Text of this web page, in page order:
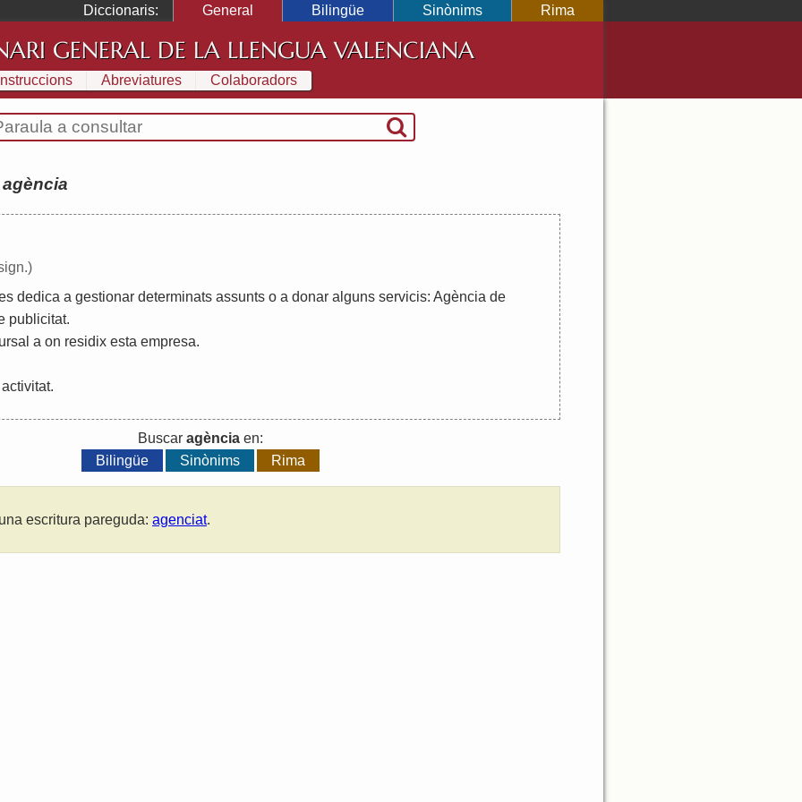
Diccionaris: General Bilingüe Sinònims Rima
GENERAL DE LA LLENGUA VALENCIANA
Instruccions Abreviatures Colaboradors
agència
dedica a gestionar determinats assunts o a donar alguns servicis: Agència de
publicitat.
a on residix esta empresa.
activitat.
Buscar agència en:
Bilingüe
Sinònims Rima
escritura pareguda: agenciat.